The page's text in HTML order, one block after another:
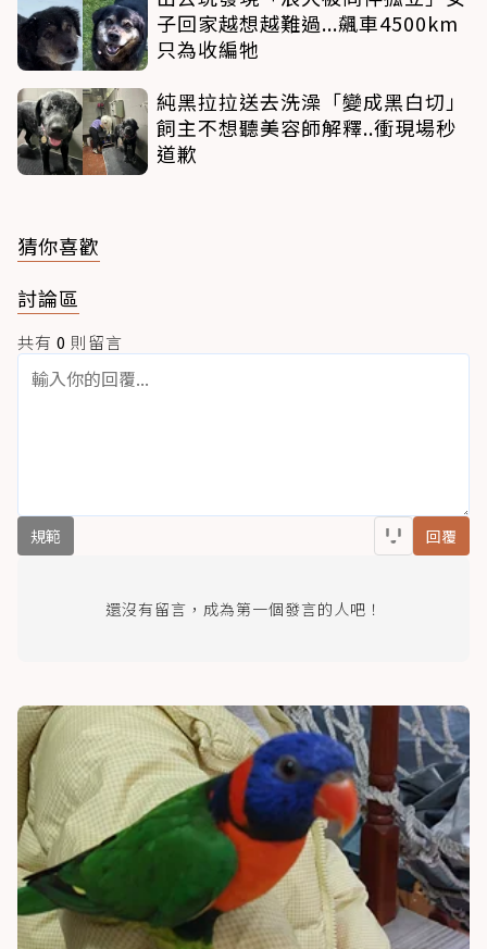
子回家越想越難過...飆車4500km
只為收編牠
純黑拉拉送去洗澡「變成黑白切」
飼主不想聽美容師解釋..衝現場秒
道歉
猜你喜歡
討論區
共有 0 則留言
規範 回覆
還沒有留言，成為第一個發言的人吧！